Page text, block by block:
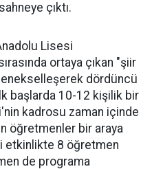
çıktı.
Lisesi
ortaya çıkan "şiir
dördüncü
başlarda 10-12 kişilik bir
kadrosu zaman içinde
öğretmenler bir araya
etkinlikte 8 öğretmen
de programa